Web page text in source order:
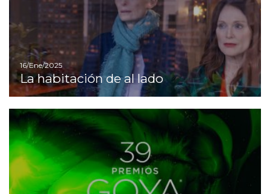
16/Ene/2025
La habitación de al lado